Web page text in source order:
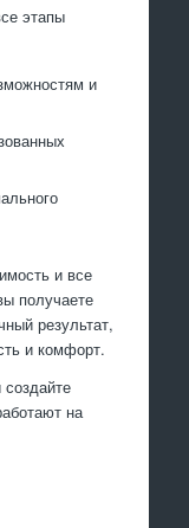
этапы
и
и все
получаете
результат,
и комфорт.
на